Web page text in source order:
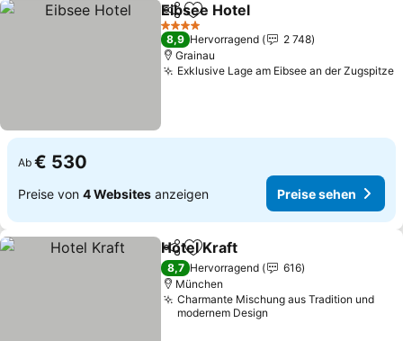
TeilenZu Favoriten hinzufügen
Eibsee Hotel
4 Sterne
8,9 Hervorragend
2 748
Grainau
Exklusive Lage am Eibsee an der Zugspitze
Ab € 530
Preise von 4 Websites anzeigen Preise sehen
TeilenZu Favoriten hinzufügen
Hotel Kraft
8,7 Hervorragend
616
München
Charmante Mischung aus Tradition und
modernem Design